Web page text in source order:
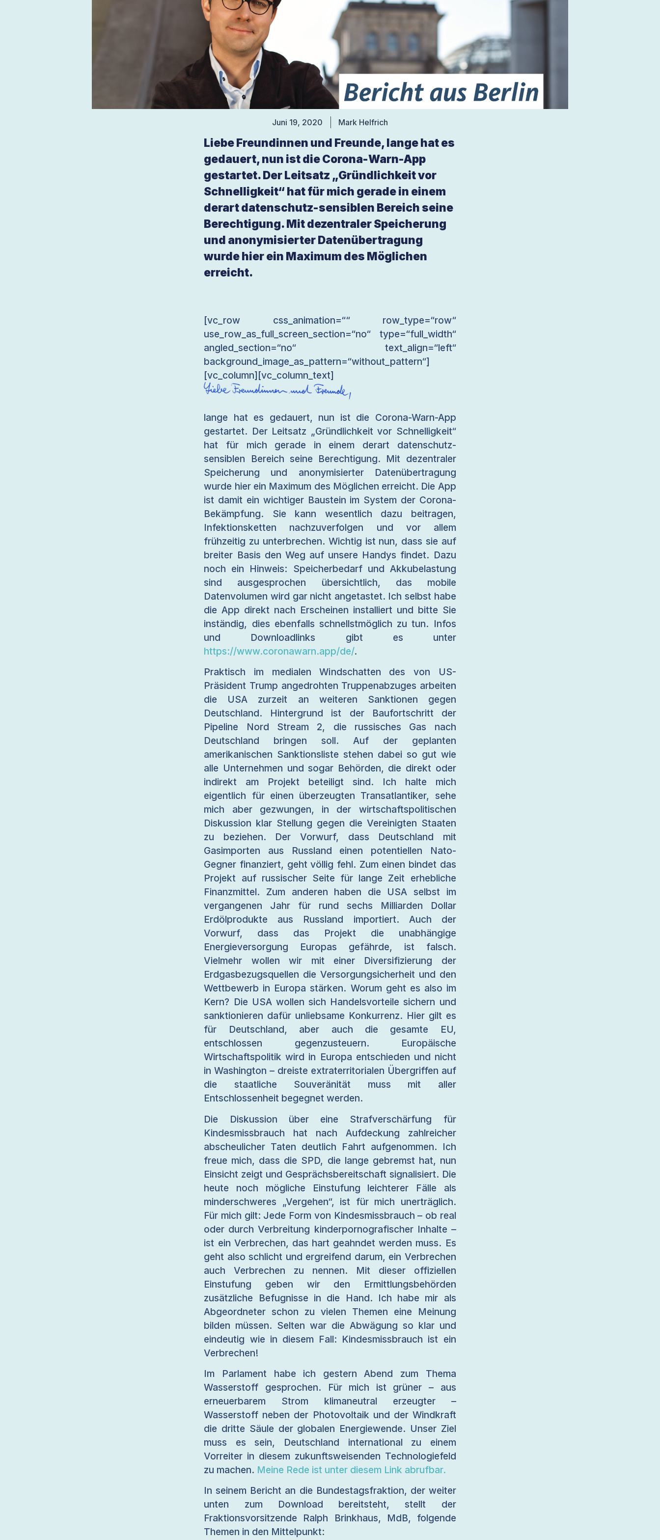
Juni 19, 2020 Mark Helfrich
Liebe Freundinnen und Freunde, lange hat es
gedauert, nun ist die Corona-Warn-App
gestartet. Der Leitsatz „Gründlichkeit vor
Schnelligkeit“ hat für mich gerade in einem
derart datenschutz-sensiblen Bereich seine
Berechtigung. Mit dezentraler Speicherung
und anonymisierter Datenübertragung
wurde hier ein Maximum des Möglichen
erreicht.
[vc_row css_animation=““ row_type=“row“
use_row_as_full_screen_section=“no“ type=“full_width“
angled_section=“no“ text_align=“left“
background_image_as_pattern=“without_pattern“]
[vc_column][vc_column_text]
lange hat es gedauert, nun ist die Corona-Warn-App
gestartet. Der Leitsatz „Gründlichkeit vor Schnelligkeit“
hat für mich gerade in einem derart datenschutz-
sensiblen Bereich seine Berechtigung. Mit dezentraler
Speicherung und anonymisierter Datenübertragung
wurde hier ein Maximum des Möglichen erreicht. Die App
ist damit ein wichtiger Baustein im System der Corona-
Bekämpfung. Sie kann wesentlich dazu beitragen,
Infektionsketten nachzuverfolgen und vor allem
frühzeitig zu unterbrechen. Wichtig ist nun, dass sie auf
breiter Basis den Weg auf unsere Handys findet. Dazu
noch ein Hinweis: Speicherbedarf und Akkubelastung
sind ausgesprochen übersichtlich, das mobile
Datenvolumen wird gar nicht angetastet. Ich selbst habe
die App direkt nach Erscheinen installiert und bitte Sie
inständig, dies ebenfalls schnellstmöglich zu tun. Infos
und Downloadlinks gibt es unter
https://www.coronawarn.app/de/.
Praktisch im medialen Windschatten des von US-
Präsident Trump angedrohten Truppenabzuges arbeiten
die USA zurzeit an weiteren Sanktionen gegen
Deutschland. Hintergrund ist der Baufortschritt der
Pipeline Nord Stream 2, die russisches Gas nach
Deutschland bringen soll. Auf der geplanten
amerikanischen Sanktionsliste stehen dabei so gut wie
alle Unternehmen und sogar Behörden, die direkt oder
indirekt am Projekt beteiligt sind. Ich halte mich
eigentlich für einen überzeugten Transatlantiker, sehe
mich aber gezwungen, in der wirtschaftspolitischen
Diskussion klar Stellung gegen die Vereinigten Staaten
zu beziehen. Der Vorwurf, dass Deutschland mit
Gasimporten aus Russland einen potentiellen Nato-
Gegner finanziert, geht völlig fehl. Zum einen bindet das
Projekt auf russischer Seite für lange Zeit erhebliche
Finanzmittel. Zum anderen haben die USA selbst im
vergangenen Jahr für rund sechs Milliarden Dollar
Erdölprodukte aus Russland importiert. Auch der
Vorwurf, dass das Projekt die unabhängige
Energieversorgung Europas gefährde, ist falsch.
Vielmehr wollen wir mit einer Diversifizierung der
Erdgasbezugsquellen die Versorgungsicherheit und den
Wettbewerb in Europa stärken. Worum geht es also im
Kern? Die USA wollen sich Handelsvorteile sichern und
sanktionieren dafür unliebsame Konkurrenz. Hier gilt es
für Deutschland, aber auch die gesamte EU,
entschlossen gegenzusteuern. Europäische
Wirtschaftspolitik wird in Europa entschieden und nicht
in Washington – dreiste extraterritorialen Übergriffen auf
die staatliche Souveränität muss mit aller
Entschlossenheit begegnet werden.
Die Diskussion über eine Strafverschärfung für
Kindesmissbrauch hat nach Aufdeckung zahlreicher
abscheulicher Taten deutlich Fahrt aufgenommen. Ich
freue mich, dass die SPD, die lange gebremst hat, nun
Einsicht zeigt und Gesprächsbereitschaft signalisiert. Die
heute noch mögliche Einstufung leichterer Fälle als
minderschweres „Vergehen“, ist für mich unerträglich.
Für mich gilt: Jede Form von Kindesmissbrauch – ob real
oder durch Verbreitung kinderpornografischer Inhalte –
ist ein Verbrechen, das hart geahndet werden muss. Es
geht also schlicht und ergreifend darum, ein Verbrechen
auch Verbrechen zu nennen. Mit dieser offiziellen
Einstufung geben wir den Ermittlungsbehörden
zusätzliche Befugnisse in die Hand. Ich habe mir als
Abgeordneter schon zu vielen Themen eine Meinung
bilden müssen. Selten war die Abwägung so klar und
eindeutig wie in diesem Fall: Kindesmissbrauch ist ein
Verbrechen!
Im Parlament habe ich gestern Abend zum Thema
Wasserstoff gesprochen. Für mich ist grüner – aus
erneuerbarem Strom klimaneutral erzeugter –
Wasserstoff neben der Photovoltaik und der Windkraft
die dritte Säule der globalen Energiewende. Unser Ziel
muss es sein, Deutschland international zu einem
Vorreiter in diesem zukunftsweisenden Technologiefeld
zu machen. Meine Rede ist unter diesem Link abrufbar.
In seinem Bericht an die Bundestagsfraktion, der weiter
unten zum Download bereitsteht, stellt der
Fraktionsvorsitzende Ralph Brinkhaus, MdB, folgende
Themen in den Mittelpunkt: